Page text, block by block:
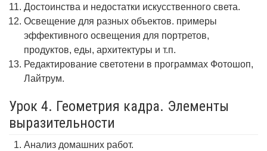
Достоинства и недостатки искусственного света.
Освещение для разных объектов. примеры
эффективного освещения для портретов,
продуктов, еды, архитектуры и т.п.
Редактирование светотени в программах Фотошоп,
Лайтрум.
Урок 4. Геометрия кадра. Элементы
выразительности
Анализ домашних работ.